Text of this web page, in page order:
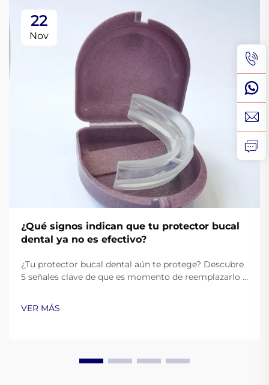
22
Nov
¿Qué signos indican que tu protector bucal
dental ya no es efectivo?
¿Tu protector bucal dental aún te protege? Descubre
5 señales clave de que es momento de reemplazarlo y
VER MÁS